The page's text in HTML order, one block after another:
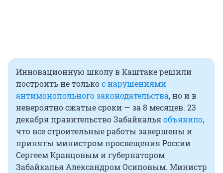
Инновационную школу в Каштаке решили
построить не толькос нарушениями
антимонопольного законодательства, но и в
невероятно сжатые сроки — за 8 месяцев. 23
декабря правительство Забайкальяобъявило,
что все строительные работы завершены и
приняты министром просвещения России
Сергеем Кравцовым и губернатором
Забайкалья Александром Осиповым. Министр